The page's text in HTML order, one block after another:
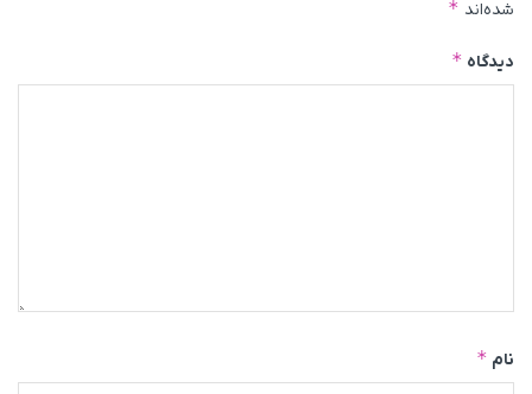
شده‌اند *
دیدگاه *
نام *